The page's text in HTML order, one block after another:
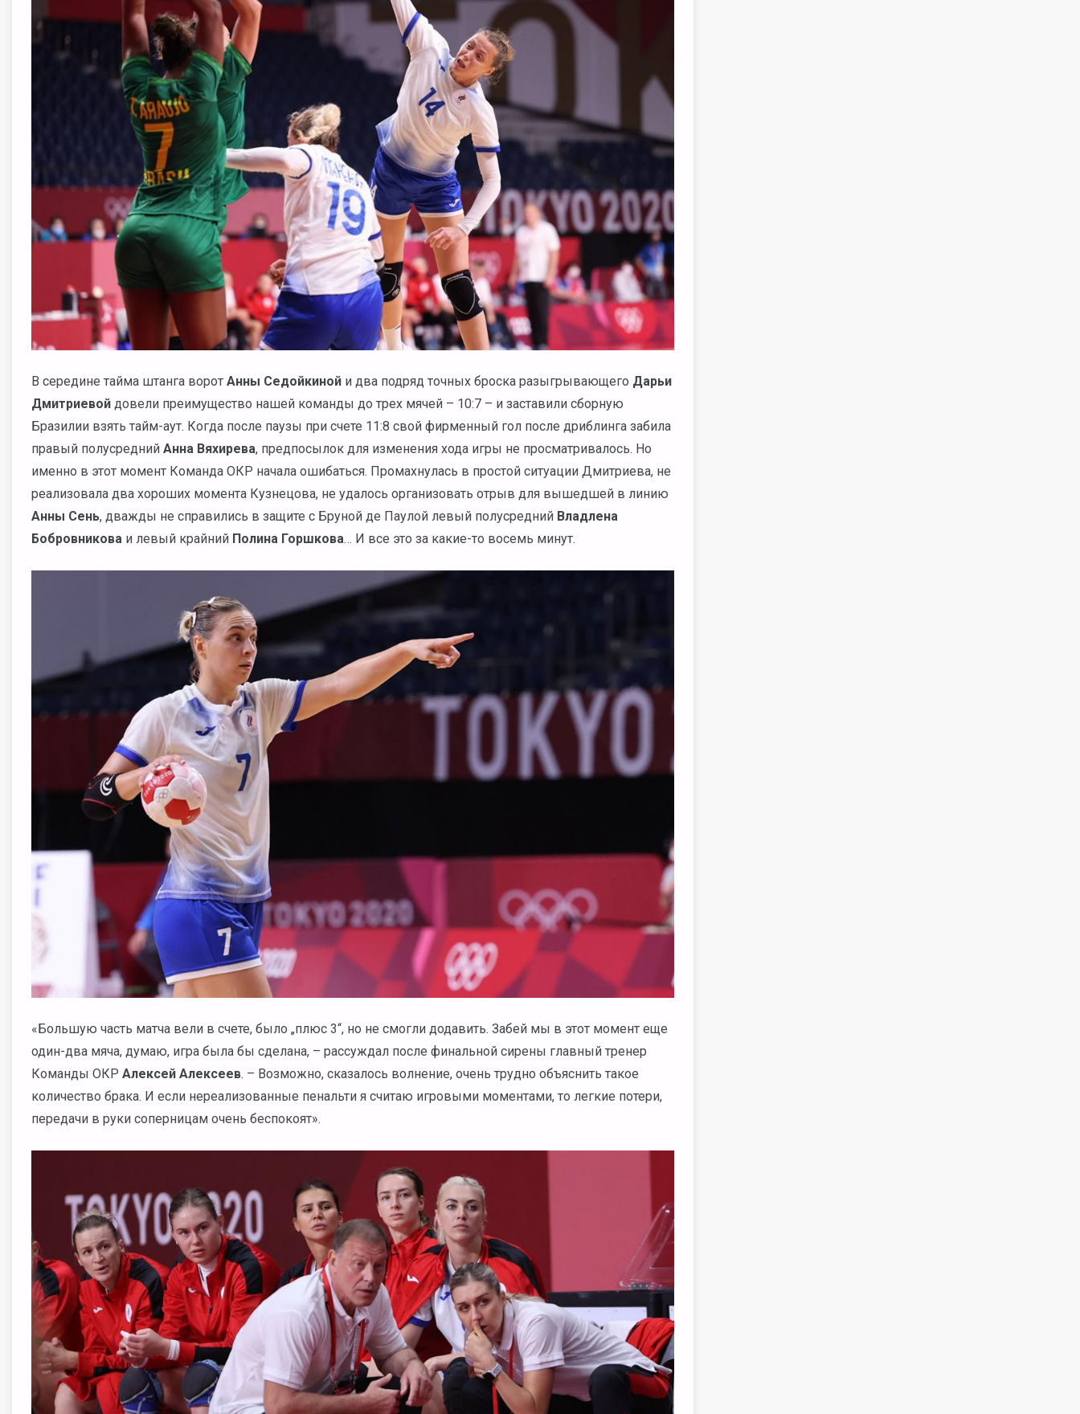
В середине тайма штанга ворот Анны Седойкиной и два подряд точных броска разыгрывающего Дарьи
Дмитриевой довели преимущество нашей команды до трех мячей – 10:7 – и заставили сборную
Бразилии взять тайм-аут. Когда после паузы при счете 11:8 свой фирменный гол после дриблинга забила
правый полусредний Анна Вяхирева, предпосылок для изменения хода игры не просматривалось. Но
именно в этот момент Команда ОКР начала ошибаться. Промахнулась в простой ситуации Дмитриева, не
реализовала два хороших момента Кузнецова, не удалось организовать отрыв для вышедшей в линию
Анны Сень, дважды не справились в защите с Бруной де Паулой левый полусредний Владлена
Бобровникова и левый крайний Полина Горшкова… И все это за какие-то восемь минут.
«Большую часть матча вели в счете, было „плюс 3“, но не смогли додавить. Забей мы в этот момент еще
один-два мяча, думаю, игра была бы сделана, – рассуждал после финальной сирены главный тренер
Команды ОКР Алексей Алексеев. – Возможно, сказалось волнение, очень трудно объяснить такое
количество брака. И если нереализованные пенальти я считаю игровыми моментами, то легкие потери,
передачи в руки соперницам очень беспокоят».